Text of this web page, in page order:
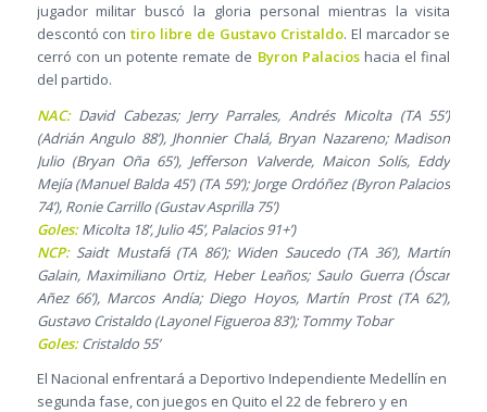
jugador militar buscó la gloria personal mientras la visita
descontó contiro libre de Gustavo Cristaldo. El marcador se
cerró con un potente remate de Byron Palacioshacia el final
del partido.
NAC:David Cabezas; Jerry Parrales, Andrés Micolta (TA 55’)
(Adrián Angulo 88’), Jhonnier Chalá, Bryan Nazareno; Madison
Julio (Bryan Oña 65’), Jefferson Valverde, Maicon Solís, Eddy
Mejía (Manuel Balda 45’) (TA 59’); Jorge Ordóñez (Byron Palacios
74’), Ronie Carrillo (Gustav Asprilla 75’)
Goles:Micolta 18’, Julio 45’, Palacios 91+’)
NCP:Saidt Mustafá (TA 86’); Widen Saucedo (TA 36’), Martín
Galain, Maximiliano Ortiz, Heber Leaños; Saulo Guerra (Óscar
Añez 66’), Marcos Andía; Diego Hoyos, Martín Prost (TA 62’),
Gustavo Cristaldo (Layonel Figueroa 83’); Tommy Tobar
Goles:Cristaldo 55’
El Nacional enfrentará a Deportivo Independiente Medellín en
segunda fase, con juegos en Quito el 22 de febrero y en